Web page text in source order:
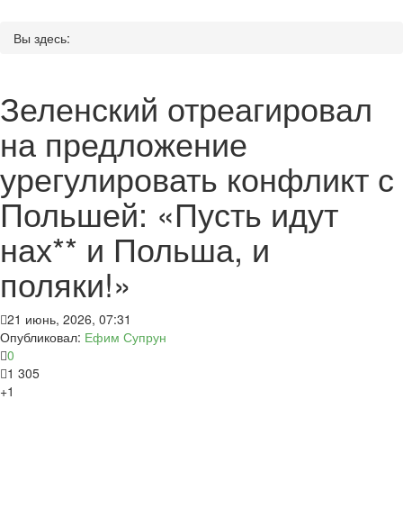
Вы здесь:
Зеленский отреагировал
на предложение
урегулировать конфликт с
Польшей: «Пусть идут
нах** и Польша, и
поляки!»
21 июнь, 2026, 07:31
Опубликовал: Ефим Супрун
0
1 305
+1